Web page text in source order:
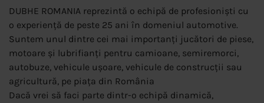
DUBHE ROMANIA reprezintă o echipă de profesioniști cu
o experiență de peste 25 ani în domeniul automotive.
Suntem unul dintre cei mai importanți jucători de piese,
motoare și lubrifianți pentru camioane, semiremorci,
autobuze, vehicule ușoare, vehicule de construcții sau
agricultură, pe piața din România
Dacă vrei să faci parte dintr-o echipă dinamică,